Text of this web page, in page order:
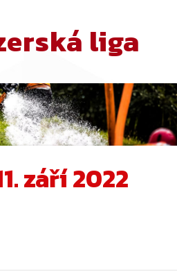
liga
září 2022